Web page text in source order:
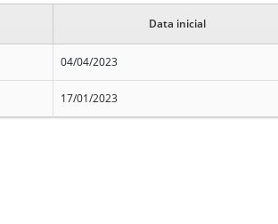
Data inicial
04/04/2023
17/01/2023